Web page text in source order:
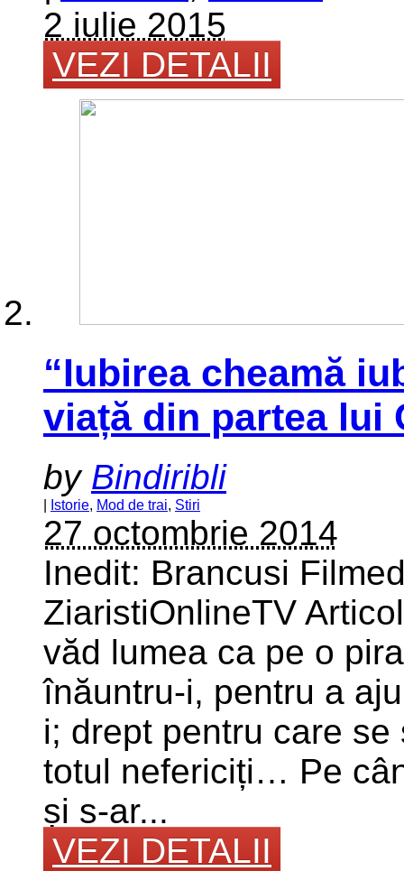
2 iulie 2015
VEZI DETALII
“Iubirea cheamă
viață din partea lui
by Bindiribli
Istorie, Mod de trai, Stiri
27 octombrie 2014
Inedit: Brancusi
ZiaristiOnlineTV
văd lumea ca pe o
înăuntru-i, pentru a
i; drept pentru care
totul nefericiți… Pe
și s-ar...
VEZI DETALII